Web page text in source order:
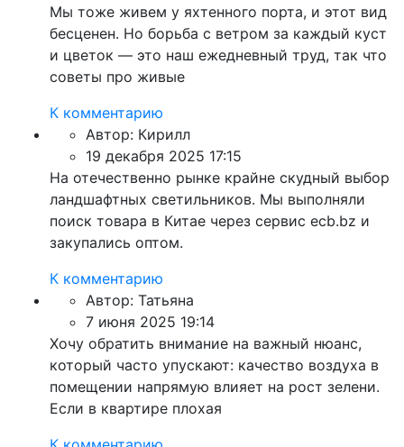
Мы тоже живем у яхтенного порта, и этот вид
бесценен. Но борьба с ветром за каждый куст
и цветок — это наш ежедневный труд, так что
советы про живые
К комментарию
Автор: Кирилл
19 декабря 2025 17:15
На отечественно рынке крайне скудный выбор
ландшафтных светильников. Мы выполняли
поиск товара в Китае через сервис ecb.bz и
закупались оптом.
К комментарию
Автор: Татьяна
7 июня 2025 19:14
Хочу обратить внимание на важный нюанс,
который часто упускают: качество воздуха в
помещении напрямую влияет на рост зелени.
Если в квартире плохая